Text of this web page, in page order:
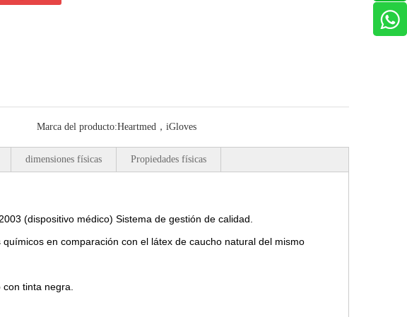
Marca del producto:Heartmed，iGloves
dimensiones físicas Propiedades físicas
(dispositivo médico) Sistema de gestión de calidad.
en comparación con el látex de caucho natural del mismo
tinta negra.